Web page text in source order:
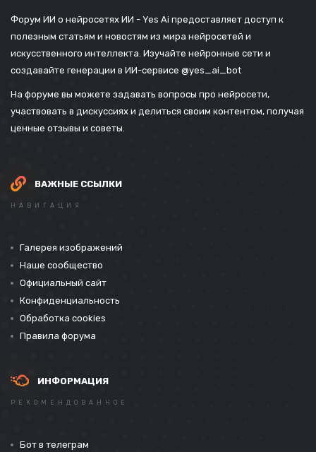
Форум ИИ о нейросетях ИИ - Yes Ai предоставляет доступ к
полезным статьям и новостям из мира нейросетей и
искусственного интеллекта. Изучайте нейронные сети и
создавайте генерации в ИИ-сервисе @yes_ai_bot
На форуме вы можете задавать вопросы про нейросети,
участвовать в дискуссиях и делиться своим контентом, получая
ценные отзывы и советы.
ВАЖНЫЕ ССЫЛКИ
НАВИГАЦИЯ
Галерея изображений
Наше сообщество
Официальный сайт
Конфиденциальность
Обработка cookies
Правила форума
ИНФОРМАЦИЯ
РЕКОМЕНДОВАННОЕ
Бот в телеграм